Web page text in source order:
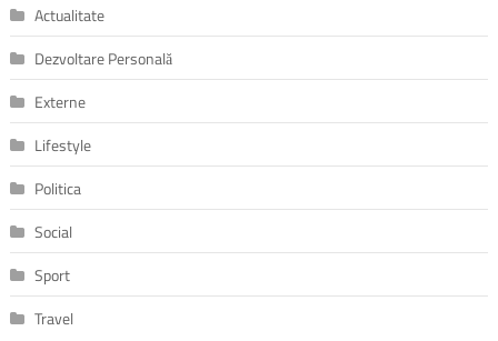
Actualitate
Dezvoltare Personală
Externe
Lifestyle
Politica
Social
Sport
Travel